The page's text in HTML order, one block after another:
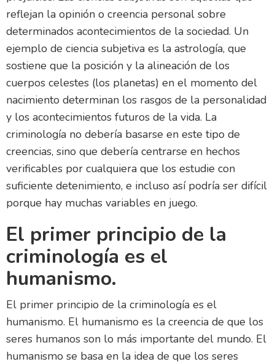
reflejan la opinión o creencia personal sobre
determinados acontecimientos de la sociedad. Un
ejemplo de ciencia subjetiva es la astrología, que
sostiene que la posición y la alineación de los
cuerpos celestes (los planetas) en el momento del
nacimiento determinan los rasgos de la personalidad
y los acontecimientos futuros de la vida. La
criminología no debería basarse en este tipo de
creencias, sino que debería centrarse en hechos
verificables por cualquiera que los estudie con
suficiente detenimiento, e incluso así podría ser difícil
porque hay muchas variables en juego.
El primer principio de la
criminología es el
humanismo.
El primer principio de la criminología es el
humanismo. El humanismo es la creencia de que los
seres humanos son lo más importante del mundo. El
humanismo se basa en la idea de que los seres